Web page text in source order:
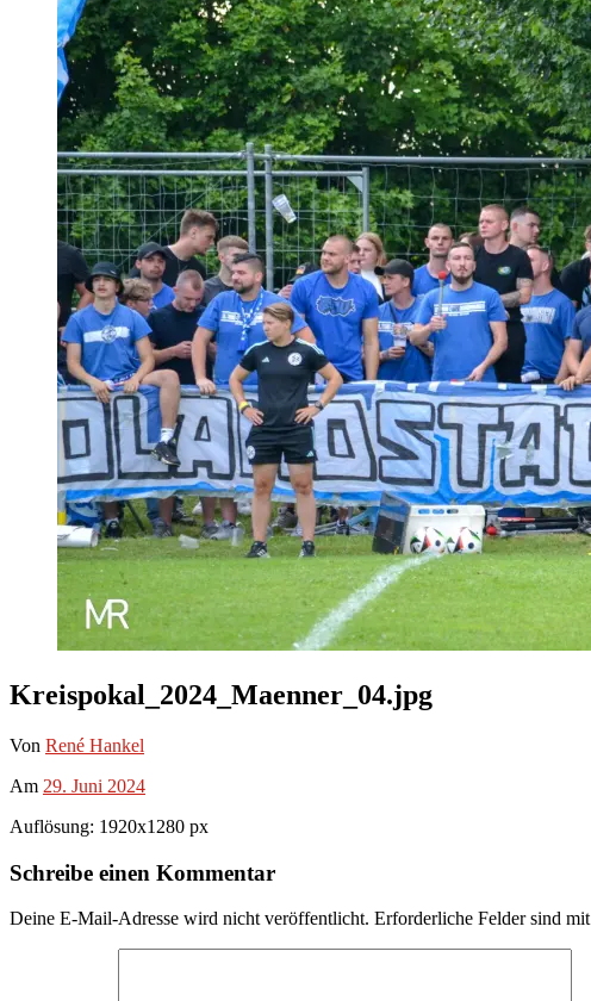
Kreispokal_2024_Maenner_04.jpg
Von René Hankel
Am 29. Juni 2024
Auflösung: 1920x1280 px
Schreibe einen Kommentar
Deine E-Mail-Adresse wird nicht veröffentlicht. Erforderliche Felder sind mit